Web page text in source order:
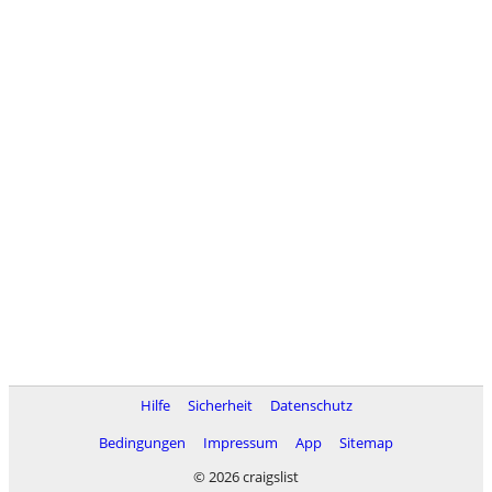
Hilfe Sicherheit
Datenschutz
Bedingungen
Impressum App
Sitemap
© 2026 craigslist